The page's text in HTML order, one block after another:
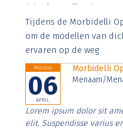
interdum nulla, ut
Aenean faucibus nibh et
imperdiet. Nunc ut sem
Tijdens de Morbidelli
om de modellen van
ervaren op de weg
Monday
06
APRIL
Morbidelli
Menaam/
Lorem ipsum dolor sit
elit. Suspendisse varius